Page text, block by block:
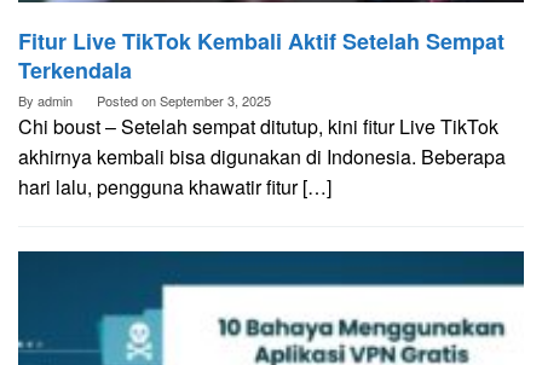
Fitur Live TikTok Kembali Aktif Setelah Sempat
Terkendala
By admin Posted onSeptember 3, 2025
Chi boust – Setelah sempat ditutup, kini fitur Live TikTok
akhirnya kembali bisa digunakan di Indonesia. Beberapa
hari lalu, pengguna khawatir fitur […]